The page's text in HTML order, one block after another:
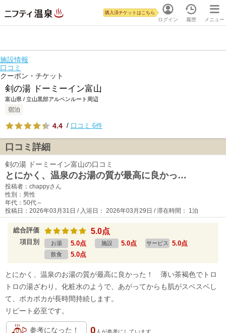
ログイン
購入済チケットはこちら
履歴 メニュー
施設情報
口コミ
クーポン・チケット
剣の湯 ドーミーイン富山
富山県 / 立山黒部アルペンルート周辺
宿泊
4.4 / 口コミ 6件
口コミ詳細
剣の湯 ドーミーイン富山の口コミ
とにかく、温泉のお湯の質が最高に良かっ…
投稿者：chappyさん
性別：男性
年代：50代～
投稿日：2026年03月31日 / 入浴日： 2026年03月29日 / 滞在時間： 1泊
総合評価 5.0点
項目別 お湯 5.0点 施設 5.0点 サービス 5.0点
飲食 5.0点
とにかく、温泉のお湯の質が最高に良かった！ 薄い茶褐色でトロ
トロの湯ざわり。化粧水のようで、あがってからも肌がスベスベし
て、ポカポカが長時間持続します。
リピート必至です。
参考になった！ 0 人が参考にしています